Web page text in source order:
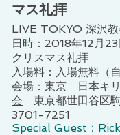
マス礼拝
LIVE TOKYO 深沢教
日時：2018年12月
クリスマス礼拝
入場料：入場無料（
会場：東京 日本キ
会 東京都世田谷区
3701-7251
Special Guest：